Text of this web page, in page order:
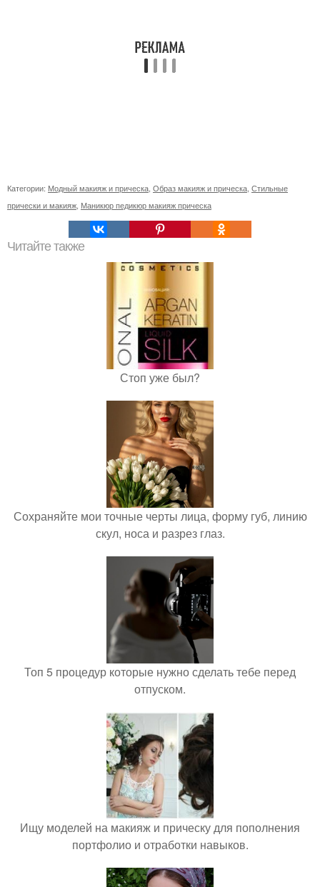
Категории: Модный макияж и прическа Образ макияж и прическа Стильные
прически и макияж Маникюр педикюр макияж прическа
Читайте также
Стоп уже был?
Сохраняйте мои точные черты лица, форму губ, линию
скул, носа и разрез глаз.
Топ 5 процедур которые нужно сделать тебе перед
отпуском.
Ищу моделей на макияж и прическу для пополнения
портфолио и отработки навыков.